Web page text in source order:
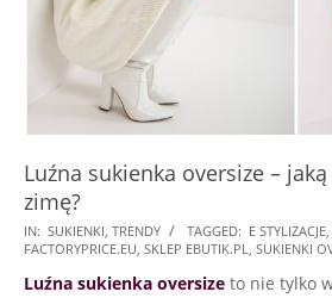
Luźna sukienka oversize –
zimę?
2023-
11-
23
IN: SUKIENKI TRENDY TAGGED: E STYLIZACJE
FACTORYPRICE.EU SKLEP EBUTIK.PL SUKIENKI
Luźna sukienka oversize to nie tylko